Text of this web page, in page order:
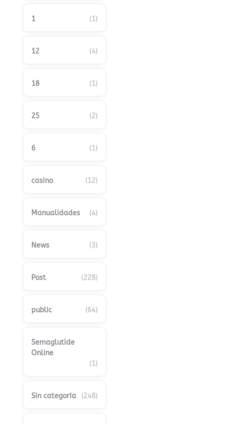
1 (1)
12 (4)
18 (1)
25 (2)
6 (1)
casino (12)
Manualidades (4)
News (3)
Post (228)
public (64)
Semaglutide
Online
(1)
Sin categoría (248)